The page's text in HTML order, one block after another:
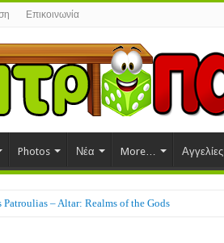
Επικοινωνία
Photos Νέα More… Αγγελίες
– Altar: Realms of the Gods